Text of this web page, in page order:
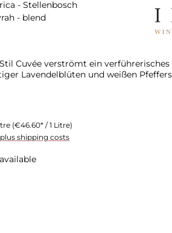
- Stellenbosch
- blend
Cuvée verströmt ein
Lavendelblüten und weißen Pfeffers
(€46.60* / 1 Litre)
shipping costs